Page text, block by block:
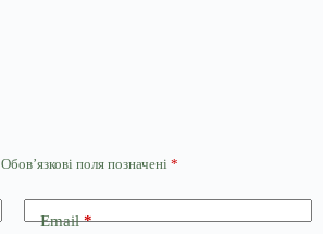
Обов’язкові поля позначені *
Email*